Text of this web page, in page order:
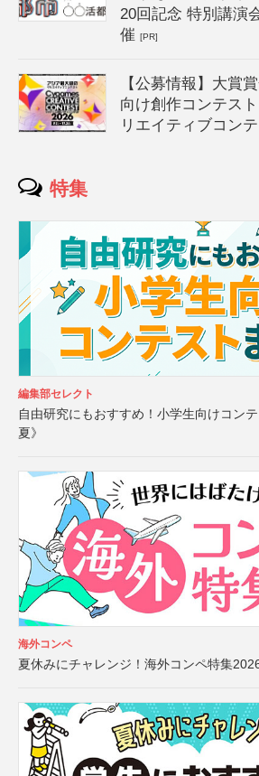
20回記念 特別講演
催[PR]
【公募情報】大賞
向け創作コンテス
リエイティブコン
特集
編集部セレクト
自由研究にもおすすめ！小学生向けコン
夏》
海外コンペ
夏休みにチャレンジ！海外コンペ特集